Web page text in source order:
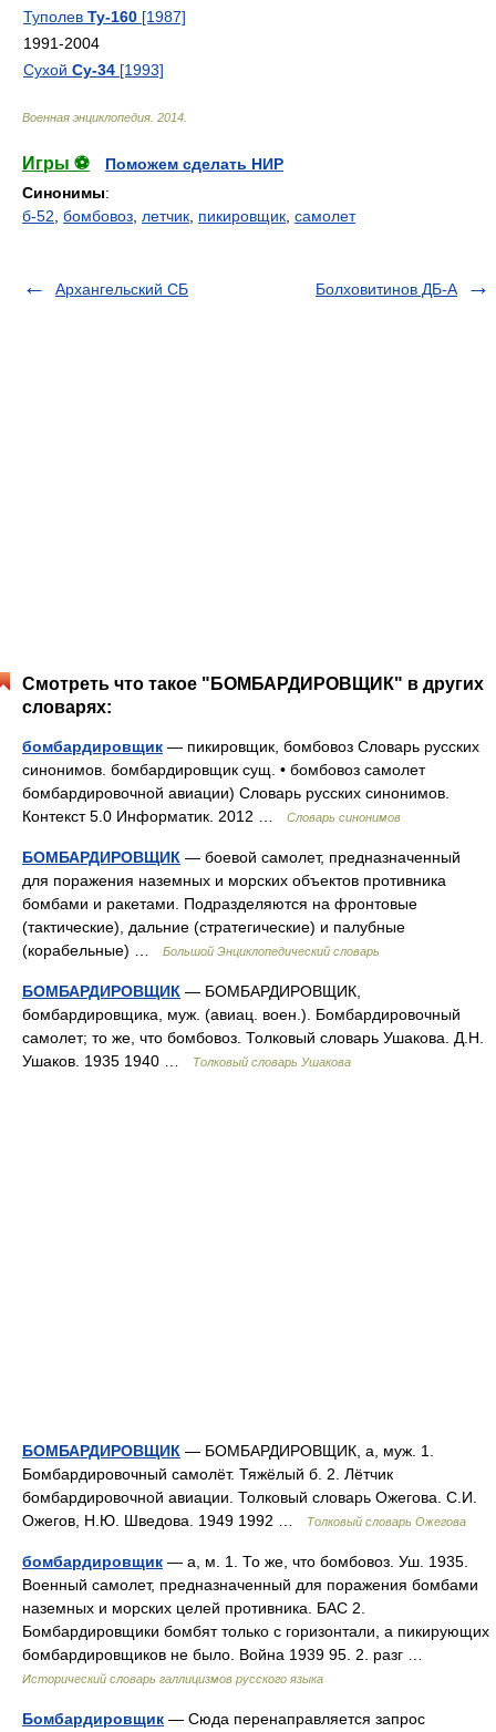
Туполев Ту-160 [1987]
1991-2004
Сухой Су-34 [1993]
Военная энциклопедия 2014
Игры ⚽
Поможем сделать НИР
Синонимы:
б-52 бомбовоз летчик пикировщик самолет
Архангельский СБ Болховитинов ДБ-А
Смотреть что такое "БОМБАРДИРОВЩИК" в других
словарях:
бомбардировщик — пикировщик, бомбовоз Словарь русских
синонимов. бомбардировщик сущ. • бомбовоз самолет
бомбардировочной авиации) Словарь русских синонимов.
Контекст 5.0 Информатик. 2012 …
Словарь синонимов
БОМБАРДИРОВЩИК — боевой самолет, предназначенный
для поражения наземных и морских объектов противника
бомбами и ракетами. Подразделяются на фронтовые
(тактические), дальние (стратегические) и палубные
(корабельные) …
Большой Энциклопедический словарь
БОМБАРДИРОВЩИК — БОМБАРДИРОВЩИК,
бомбардировщика, муж. (авиац. воен.). Бомбардировочный
самолет; то же, что бомбовоз. Толковый словарь Ушакова. Д.Н.
Ушаков. 1935 1940 …
Толковый словарь Ушакова
БОМБАРДИРОВЩИК — БОМБАРДИРОВЩИК, а, муж. 1.
Бомбардировочный самолёт. Тяжёлый б. 2. Лётчик
бомбардировочной авиации. Толковый словарь Ожегова. С.И.
Ожегов, Н.Ю. Шведова. 1949 1992 …
Толковый словарь Ожегова
бомбардировщик — а, м. 1. То же, что бомбовоз. Уш. 1935.
Военный самолет, предназначенный для поражения бомбами
наземных и морских целей противника. БАС 2.
Бомбардировщики бомбят только с горизонтали, а пикирующих
бомбардировщиков не было. Война 1939 95. 2. разг …
Исторический словарь галлицизмов русского языка
Бомбардировщик — Сюда перенаправляется запрос